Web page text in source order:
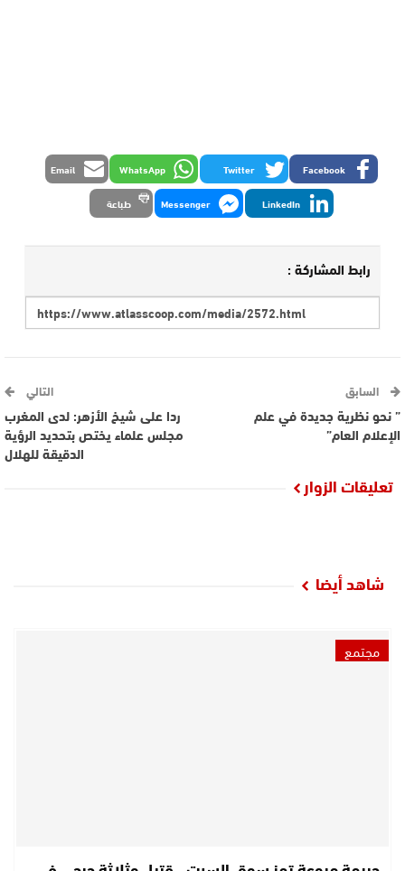
Facebook
Twitter
WhatsApp
Email
LinkedIn
Messenger طباعة
رابط المشاركة :
السابق
” نحو نظرية جديدة في علم
الإعلام العام”
التالي
ردا على شيخ الأزهر: لدى المغرب
مجلس علماء يختص بتحديد الرؤية
الدقيقة للهلال
تعليقات الزوار
شاهد أيضا
مجتمع